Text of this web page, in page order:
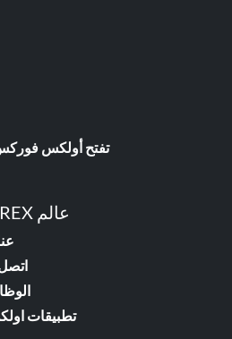
تفتح أولكس فوركس
عالم OLXFOREX
اتصل
تطبيقات